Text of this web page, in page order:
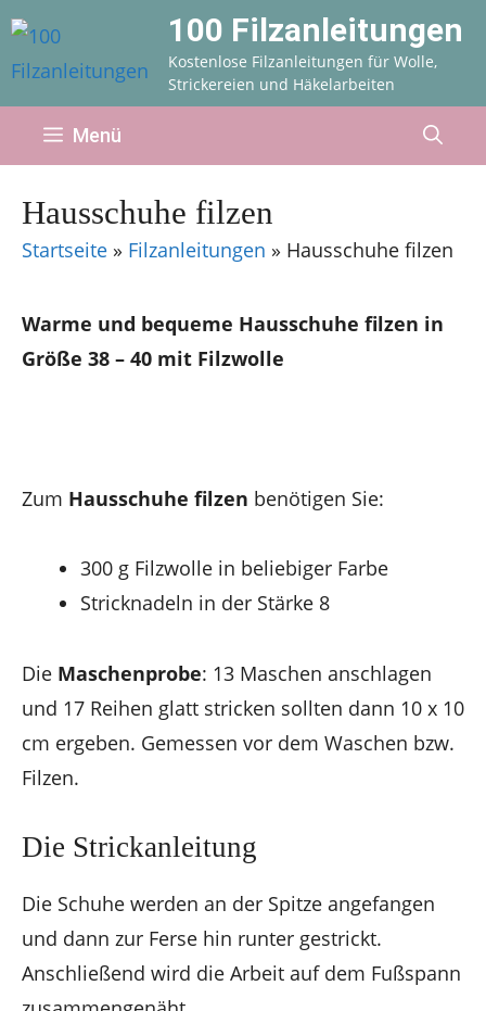
Zum
Inhalt
springen
100 Filzanleitungen
Kostenlose Filzanleitungen für Wolle,
Strickereien und Häkelarbeiten
Menü
Hausschuhe filzen
Startseite » Filzanleitungen » Hausschuhe filzen
Warme und bequeme Hausschuhe filzen in
Größe 38 – 40 mit Filzwolle
Zum Hausschuhe filzen benötigen Sie:
300 g Filzwolle in beliebiger Farbe
Stricknadeln in der Stärke 8
Die Maschenprobe: 13 Maschen anschlagen
und 17 Reihen glatt stricken sollten dann 10 x 10
cm ergeben. Gemessen vor dem Waschen bzw.
Filzen.
Die Strickanleitung
Die Schuhe werden an der Spitze angefangen
und dann zur Ferse hin runter gestrickt.
Anschließend wird die Arbeit auf dem Fußspann